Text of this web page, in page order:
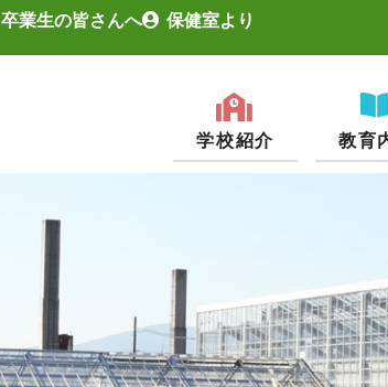
卒業生の皆さんへ 保健室より
学校紹介 教育